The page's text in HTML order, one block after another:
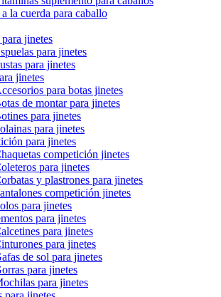
la cuerda para caballo
jinetes
para jinetes
para jinetes
jinetes
para botas jinetes
de montar para jinetes
para jinetes
para jinetes
para jinetes
competición jinetes
para jinetes
y plastrones para jinetes
competición jinetes
para jinetes
para jinetes
para jinetes
para jinetes
de sol para jinetes
para jinetes
para jinetes